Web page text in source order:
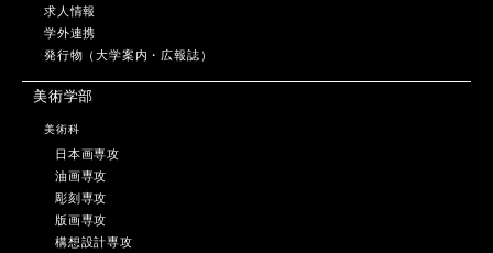
求人情報
学外連携
発行物（大学案内・広報誌）
美術学部
美術科
日本画専攻
油画専攻
彫刻専攻
版画専攻
構想設計専攻